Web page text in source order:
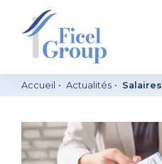
Accueil Actualités Salaires
Conseil